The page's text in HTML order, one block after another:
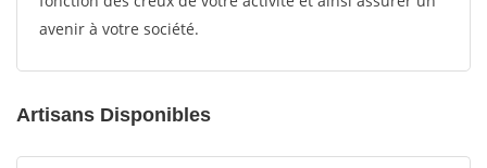
avenir à votre société.
Artisans Disponibles